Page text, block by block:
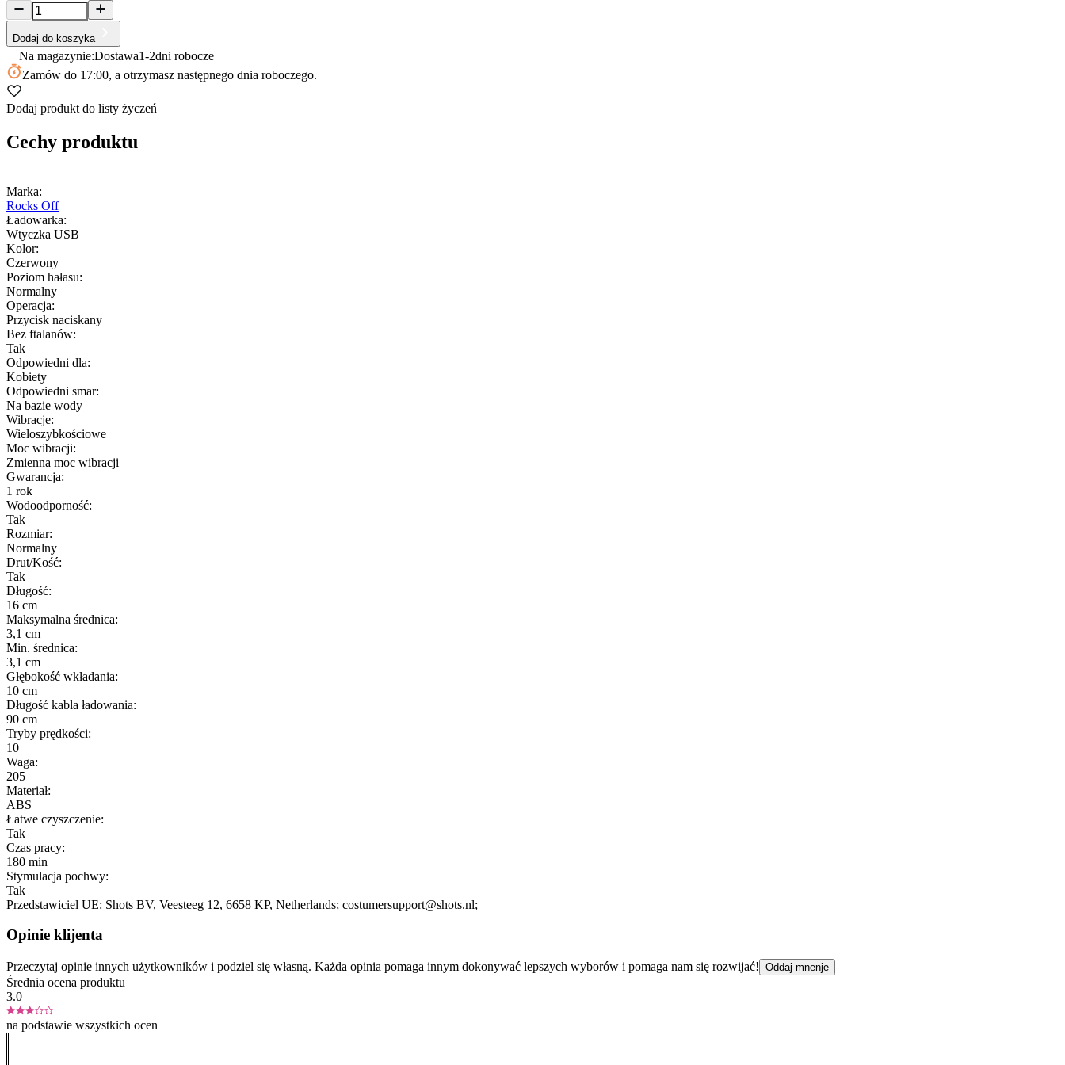
Dodaj do koszyka
Na magazynie:Dostawa1-2dni robocze
Zamów do 17:00, a otrzymasz następnego dnia roboczego.
Dodaj produkt do listy życzeń
Cechy produktu
Marka:
Rocks Off
Ładowarka:
Wtyczka USB
Kolor:
Czerwony
Poziom hałasu:
Normalny
Operacja:
Przycisk naciskany
Bez ftalanów:
Tak
Odpowiedni dla:
Kobiety
Odpowiedni smar:
Na bazie wody
Wibracje:
Wieloszybkościowe
Moc wibracji:
Zmienna moc wibracji
Gwarancja:
1 rok
Wodoodporność:
Tak
Rozmiar:
Normalny
Drut/Kość:
Tak
Długość:
16 cm
Maksymalna średnica:
3,1 cm
Min. średnica:
3,1 cm
Głębokość wkładania:
10 cm
Długość kabla ładowania:
90 cm
Tryby prędkości:
10
Waga:
205
Materiał:
ABS
Łatwe czyszczenie:
Tak
Czas pracy:
180 min
Stymulacja pochwy:
Tak
Przedstawiciel UE: Shots BV, Veesteeg 12, 6658 KP, Netherlands; costumersupport@shots.nl;
Opinie klijenta
Przeczytaj opinie innych użytkowników i podziel się własną. Każda opinia pomaga innym dokonywać lepszych wyborów i pomaga nam się rozwijać! Oddaj mnenje
Średnia ocena produktu
3.0
na podstawie wszystkich ocen